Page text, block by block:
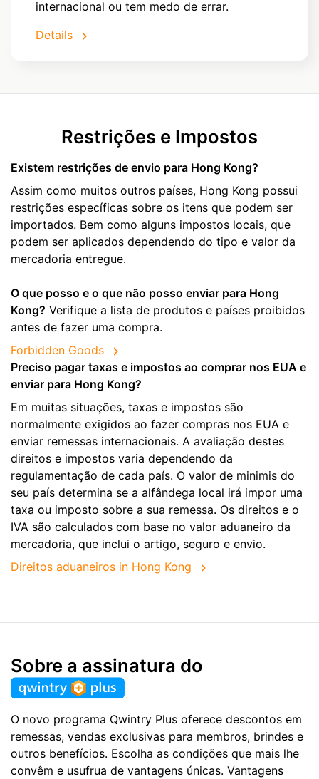
internacional ou tem medo de errar.
Details
Restrições e Impostos
Existem restrições de envio para Hong Kong?
Assim como muitos outros países, Hong Kong possui
restrições específicas sobre os itens que podem ser
importados. Bem como alguns impostos locais, que
podem ser aplicados dependendo do tipo e valor da
mercadoria entregue.
O que posso e o que não posso enviar para Hong
Kong? Verifique a lista de produtos e países proibidos
antes de fazer uma compra.
Forbidden Goods
Preciso pagar taxas e impostos ao comprar nos EUA e
enviar para Hong Kong?
Em muitas situações, taxas e impostos são
normalmente exigidos ao fazer compras nos EUA e
enviar remessas internacionais. A avaliação destes
direitos e impostos varia dependendo da
regulamentação de cada país. O valor de minimis do
seu país determina se a alfândega local irá impor uma
taxa ou imposto sobre a sua remessa. Os direitos e o
IVA são calculados com base no valor aduaneiro da
mercadoria, que inclui o artigo, seguro e envio.
Direitos aduaneiros in Hong Kong
Sobre a assinatura do
O novo programa Qwintry Plus oferece descontos em
remessas, vendas exclusivas para membros, brindes e
outros benefícios. Escolha as condições que mais lhe
convêm e usufrua de vantagens únicas. Vantagens